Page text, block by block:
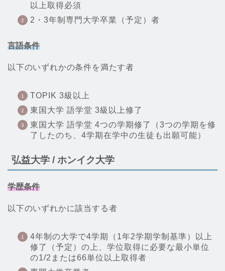
以上取得必須
2・3年制専門大学卒業（予定）者
言語条件
以下のいずれかの条件を満たす者
TOPIK 3級以上
東国大学 語学堂 3級以上修了
東国大学 語学堂 4つの学期修了（3つの学期を修
了したのち、4学期在学中の生徒も出願可能）
弘益大学 / ホンイク大学
学歴条件
以下のいずれかに該当する者
4年制の大学で4学期（1年2学期学制基準）以上
修了（予定）の上、学位取得に必要な最小単位
の1/2または66単位以上取得者